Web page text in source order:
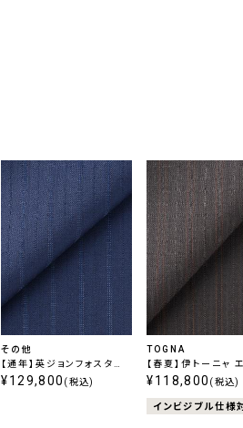
その他
【通年】英ジョンフォスター
エクストラファインウール
¥129,800 (税込)
TOGNA
【春夏】伊トーニャ
ート ストレッチ チ
¥118,800 (税込)
インビジブル仕様